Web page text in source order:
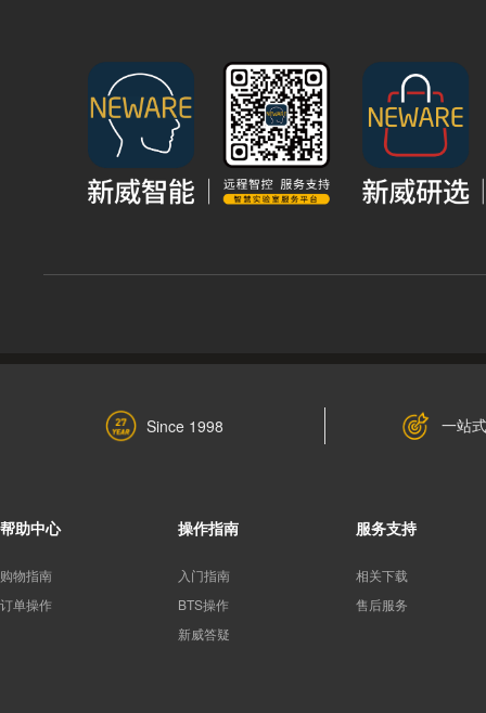
Since 1998 一站
帮助中心
购物指南
订单操作
操作指南
入门指南
BTS操作
新威答疑
服务支持
相关下载
售后服务